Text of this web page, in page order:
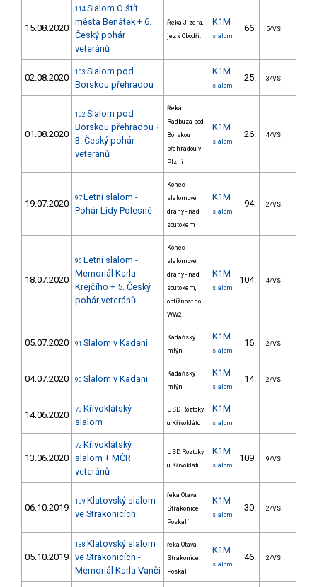
15.08.2020
114 Slalom O štít
města Benátek + 6.
Český pohár
veteránů
Řeka Jizera,
jez v Obodři.
K1M
slalom
66. 5/VS
02.08.2020 103 Slalom pod
Borskou přehradou
K1M
slalom
25. 3/VS
01.08.2020
102 Slalom pod
Borskou přehradou +
3. Český pohár
veteránů
Řeka
Radbuza pod
Borskou
přehradou v
Plzni
K1M
slalom
26. 4/VS
19.07.2020 97 Letní slalom -
Pohár Lídy Polesné
Konec
slalomové
dráhy - nad
soutokem
K1M
slalom
94. 2/VS
18.07.2020
96 Letní slalom -
Memoriál Karla
Krejčího + 5. Český
pohár veteránů
Konec
slalomové
dráhy - nad
soutokem,
obtížnost do
WW2
K1M
slalom
104. 4/VS
05.07.2020 91 Slalom v Kadani
Kadaňský
mlýn
K1M
slalom
16. 2/VS
04.07.2020 90 Slalom v Kadani
Kadaňský
mlýn
K1M
slalom
14. 2/VS
14.06.2020 73 Křivoklátský
slalom
USD Roztoky
u Křivoklátu
K1M
slalom
13.06.2020
72 Křivoklátský
slalom + MČR
veteránů
USD Roztoky
u Křivoklátu
K1M
slalom
109. 9/VS
06.10.2019
139 Klatovský slalom
ve Strakonicích
řeka Otava
Strakonice
Poskalí
K1M
slalom
30. 2/VS
05.10.2019
138 Klatovský slalom
ve Strakonicích -
Memoriál Karla Vanči
řeka Otava
Strakonice
Poskalí
K1M
slalom
46. 2/VS